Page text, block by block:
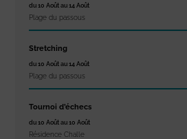
du 10 Août au 14 Août
Plage du passous
Stretching
du 10 Août au 14 Août
Plage du passous
Tournoi d’échecs
du 10 Août au 10 Août
Résidence Challe